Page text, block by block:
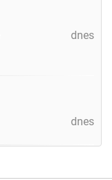
dnes
dnes